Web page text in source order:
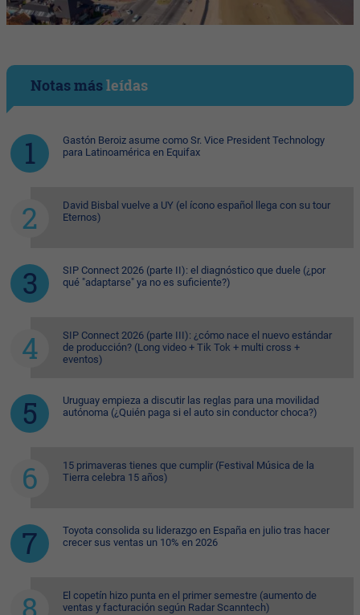
Notas másleídas
Gastón Beroiz asume como Sr. Vice President Technology
para Latinoamérica en Equifax
David Bisbal vuelve a UY (el ícono español llega con su tour
Eternos)
SIP Connect 2026 (parte II): el diagnóstico que duele (¿por
qué "adaptarse" ya no es suficiente?)
SIP Connect 2026 (parte III): ¿cómo nace el nuevo estándar
de producción? (Long video + Tik Tok + multi cross +
eventos)
Uruguay empieza a discutir las reglas para una movilidad
autónoma (¿Quién paga si el auto sin conductor choca?)
15 primaveras tienes que cumplir (Festival Música de la
Tierra celebra 15 años)
Toyota consolida su liderazgo en España en julio tras hacer
crecer sus ventas un 10% en 2026
El copetín hizo punta en el primer semestre (aumento de
ventas y facturación según Radar Scanntech)